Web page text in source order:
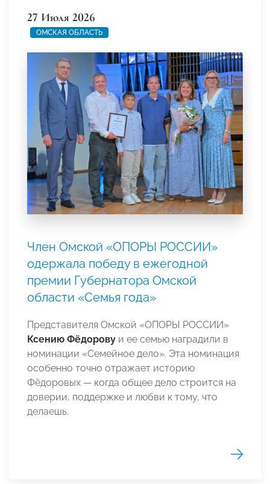
27 Июля 2026
ОМСКАЯ ОБЛАСТЬ
Член Омской «ОПОРЫ РОССИИ»
одержала победу в ежегодной
премии Губернатора Омской
области «Семья года»
Представителя Омской «ОПОРЫ РОССИИ»
Ксению Фёдорову и ее семью наградили в
номинации «Семейное дело». Эта номинация
особенно точно отражает историю
Фёдоровых — когда общее дело строится на
доверии, поддержке и любви к тому, что
делаешь.